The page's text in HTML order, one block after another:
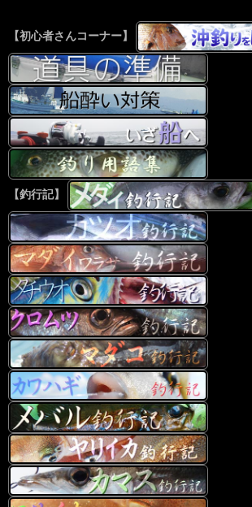
【初心者さんコーナー】
【釣行記】